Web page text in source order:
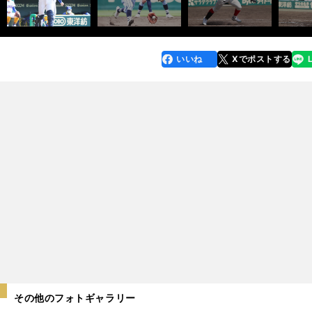
faceboo
k
いいね Xでポストする
line
その他のフォトギャラリー